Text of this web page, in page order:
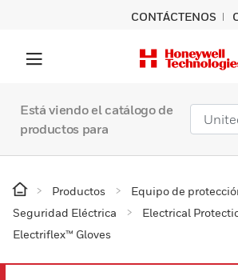
CONTÁCTENOS
Está viendo el catálogo de
productos para
Productos
Equipo de
Seguridad Eléctrica
Electrical
Electriflex™ Gloves